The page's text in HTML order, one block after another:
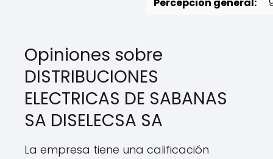
Opiniones sobre
DISTRIBUCIONES
ELECTRICAS DE SABANAS
SA DISELECSA SA
La empresa tiene una calificación